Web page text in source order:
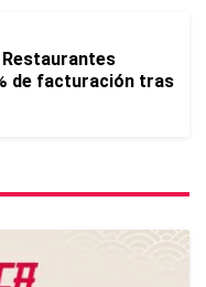
de facturación tras